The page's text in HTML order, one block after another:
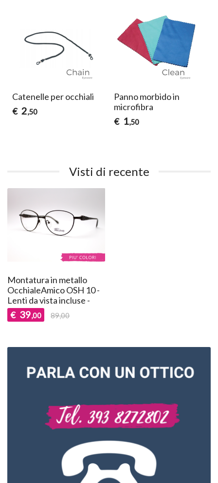
Catenelle per occhiali
€ 2,50
Panno morbido in
microfibra
€ 1,50
Visti di recente
Montatura in metallo
OcchialeAmico OSH 10 -
Lenti da vista incluse -
€ 39,00 89,00